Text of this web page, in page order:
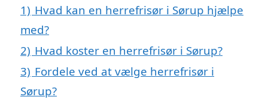
1) Hvad kan en herrefrisør i Sørup hjælpe
med?
2) Hvad koster en herrefrisør i Sørup?
3) Fordele ved at vælge herrefrisør i
Sørup?